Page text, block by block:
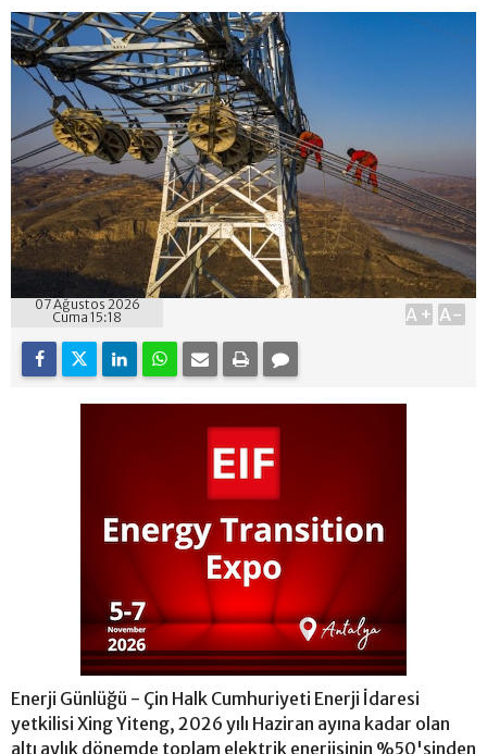
07 Ağustos 2026
Cuma 15:18
A+ A-
Enerji Günlüğü - Çin Halk Cumhuriyeti Enerji İdaresi
yetkilisi Xing Yiteng, 2026 yılı Haziran ayına kadar olan
altı aylık dönemde toplam elektrik enerjisinin %50'sinden